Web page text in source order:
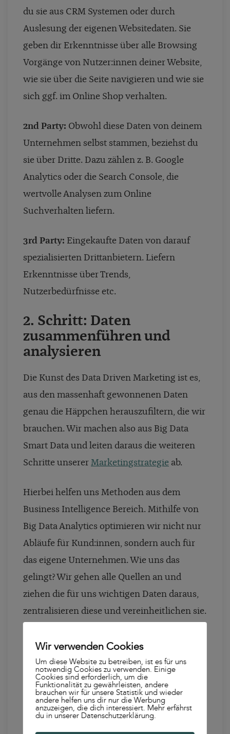
du sie aus CRM Systemen oder durch
Auslesung der eigenen Websitedaten. Sie
geben dir Erkenntnisse über alle Browsing
Vorgänge von Nutzer:innen deiner Website,
wie sie über die Seite navigieren und wie sie
sich ggf. im Online Shop verhalten.
2nd Party: Obwohl diese Daten von deinem
Unternehmen selbst stammen, beziehst du
sie über Dritte. Dazu zählen z. B. Google
Analytics oder die Search Console, die
wertvolle Analysen zum Online
Suchverhalten liefern.
3rd Party: Eingekaufte Daten von darauf
spezialisierten Drittanbietern. Liefern
Erkenntnisse über Trends,
Nutzerbedürfnisse etc.
2. Schritt: Daten
zusammenführen und
analysieren
Die Kunst des Data Driven Marketing ist es,
aus den massenhaft gewonnenen Daten
genau die Häppchen herauszufiltern, die wir
brauchen. Wir machen also aus Big Data
Smart Data und leiten daraus die weiteren
Schritte unserer Marketingstrategie ab.
Hierbei helfen uns Methoden aus dem
Business Intelligence Bereich. Mithilfe von
Big Data Analytics optimieren wir nicht nur
Abläufe für Kund:innen, sondern auch für
das eigene Unternehmen. Wie uns das
gelingt? Wir gehen alle Quellen an und
ziehen die für uns wichtigen Daten daraus,
zentralisieren diese und vereinheitlichen sie.
die für eine sinnvolle Strukturierung sorgt.
Für eine effiziente datengetriebene
Kampagne braucht es Tools, die altbackene
Silostrukturen aufbrechen und
Wir verwenden Cookies
Um diese Website zu betreiben, ist es für uns
notwendig Cookies zu verwenden. Einige
Cookies sind erforderlich, um die
Funktionalität zu gewährleisten, andere
brauchen wir für unsere Statistik und wieder
andere helfen uns dir nur die Werbung
anzuzeigen, die dich interessiert. Mehr erfährst
du in unserer Datenschutzerklärung.